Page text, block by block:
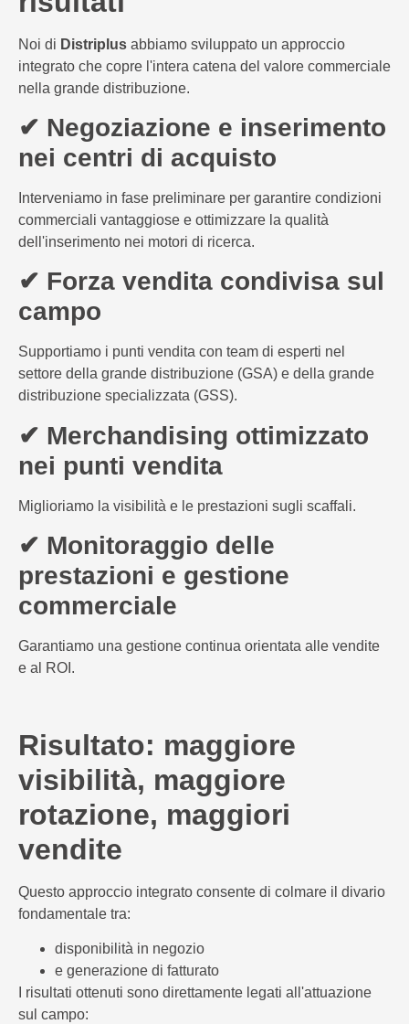
Noi di Distriplus abbiamo sviluppato un approccio
integrato che copre l'intera catena del valore commerciale
nella grande distribuzione.
✔ Negoziazione e inserimento
nei centri di acquisto
Interveniamo in fase preliminare per garantire condizioni
commerciali vantaggiose e ottimizzare la qualità
dell'inserimento nei motori di ricerca.
✔ Forza vendita condivisa sul
campo
Supportiamo i punti vendita con team di esperti nel
settore della grande distribuzione (GSA) e della grande
distribuzione specializzata (GSS).
✔ Merchandising ottimizzato
nei punti vendita
Miglioriamo la visibilità e le prestazioni sugli scaffali.
✔ Monitoraggio delle
prestazioni e gestione
commerciale
Garantiamo una gestione continua orientata alle vendite
e al ROI.
Risultato: maggiore
visibilità, maggiore
rotazione, maggiori
vendite
Questo approccio integrato consente di colmare il divario
fondamentale tra:
disponibilità in negozio
e generazione di fatturato
I risultati ottenuti sono direttamente legati all'attuazione
sul campo: